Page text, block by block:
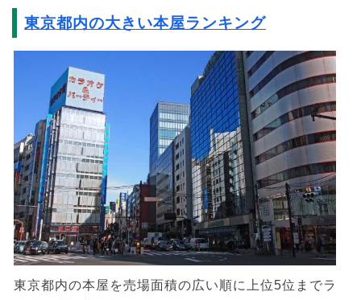
東京都内の大きい本屋ランキング
東京都内の本屋を売場面積の広い順に上位5位までラ